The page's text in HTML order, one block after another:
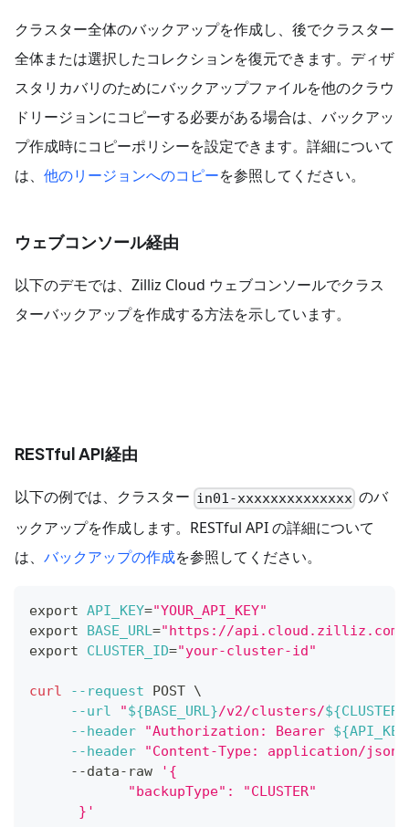
クラスター全体のバックアップを作成し、後でクラスター
全体または選択したコレクションを復元できます。ディザ
スタリカバリのためにバックアップファイルを他のクラウ
ドリージョンにコピーする必要がある場合は、バックアッ
プ作成時にコピーポリシーを設定できます。詳細について
は、 他のリージョンへのコピーを参照してください。
ウェブコンソール経由
以下のデモでは、Zilliz Cloud ウェブコンソールでクラス
ターバックアップを作成する方法を示しています。
RESTful API経由
以下の例では、クラスター in01-xxxxxxxxxxxxxx のバ
ックアップを作成します。RESTful API の詳細について
は、 バックアップの作成を参照してください。
export API_KEY="YOUR_API_KEY"
export
BASE_URL="https://api.cloud.zilliz.com"
export
CLUSTER_ID="your-cluster-id"
curl --request POST \
--url
"${BASE_URL}/v2/clusters/
--header
"Authorization: Bearer
--header
"Content-Type: application/json"
     --data-raw
'{
            "backupType": "CLUSTER"
      }'